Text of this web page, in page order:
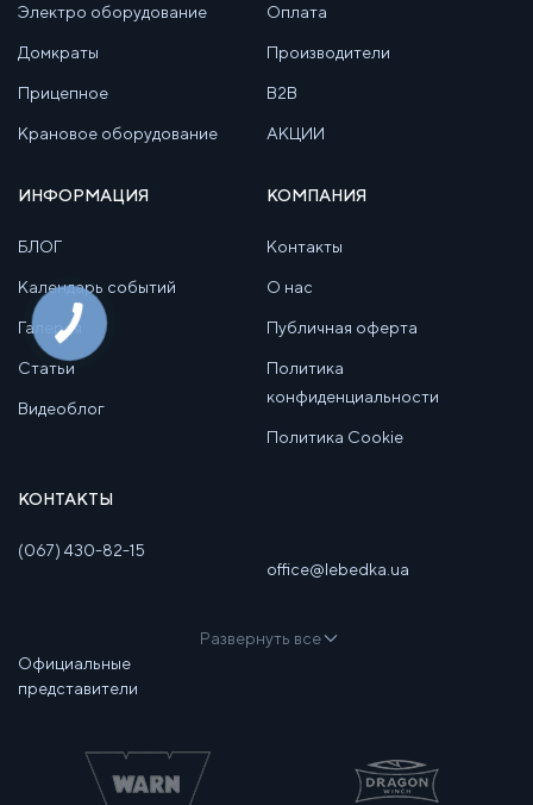
Электро оборудование
Домкраты
Прицепное
Крановое оборудование
Оплата
Производители
B2B
АКЦИИ
ИНФОРМАЦИЯ
БЛОГ
Календарь событий
Галерея
Статьи
Видеоблог
КОМПАНИЯ
Контакты
О нас
Публичная оферта
Политика
конфиденциальности
Политика Cookie
КОНТАКТЫ
(067) 430-82-15
office@lebedka.ua
Развернуть все
Официальные
представители